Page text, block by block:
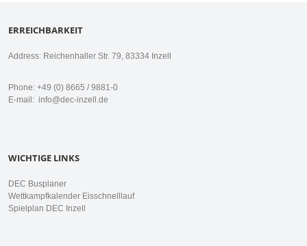
ERREICHBARKEIT
Address: Reichenhaller Str. 79, 83334 Inzell
Phone: +49 (0) 8665 / 9881-0
E-mail: info@dec-inzell.de
WICHTIGE LINKS
DEC Busplaner
Wettkampfkalender Eisschnelllauf
Spielplan DEC Inzell